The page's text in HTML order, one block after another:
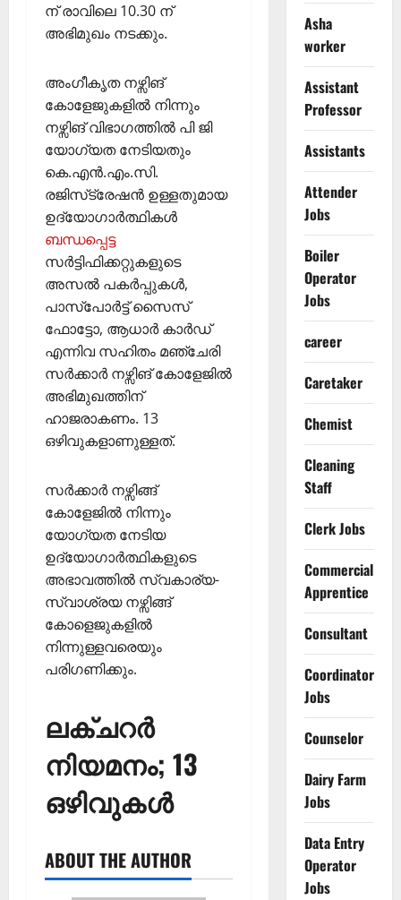
ന് രാവിലെ 10.30 ന്
അഭിമുഖം നടക്കും.
അംഗീകൃത നഴ്സിങ്
കോളേജുകളില്‍ നിന്നും
നഴ്സിങ് വിഭാഗത്തില്‍ പി ജി
യോഗ്യത നേടിയതും
കെ.എന്‍.എം.സി.
രജിസ്‌ട്രേഷന്‍ ഉള്ളതുമായ
ഉദ്യോഗാര്‍ത്ഥികള്‍
ബന്ധപ്പെട്ട
സര്‍ട്ടിഫിക്കറ്റുകളുടെ
അസല്‍ പകര്‍പ്പുകള്‍,
പാസ്‌പോര്‍ട്ട് സൈസ്
ഫോട്ടോ, ആധാര്‍ കാര്‍ഡ്
എന്നിവ സഹിതം മഞ്ചേരി
സര്‍ക്കാര്‍ നഴ്സിങ് കോളേജില്‍
അഭിമുഖത്തിന്
ഹാജരാകണം. 13
ഒഴിവുകളാണുള്ളത്.
സര്‍ക്കാര്‍ നഴ്സിങ്ങ്
കോളേജില്‍ നിന്നും
യോഗ്യത നേടിയ
ഉദ്യോഗാര്‍ത്ഥികളുടെ
അഭാവത്തില്‍ സ്വകാര്യ-
സ്വാശ്രയ നഴ്സിങ്ങ്
കോളെജുകളില്‍
നിന്നുള്ളവരെയും
പരിഗണിക്കും.
ലക്ചറര്‍
നിയമനം; 13
ഒഴിവുകള്‍
ABOUT THE AUTHOR
Asha
worker
Assistant
Professor
Assistants
Attender
Jobs
Boiler
Operator
Jobs
career
Caretaker
Chemist
Cleaning
Staff
Clerk Jobs
Commercial
Apprentice
Consultant
Coordinator
Jobs
Counselor
Dairy Farm
Jobs
Data Entry
Operator
Jobs